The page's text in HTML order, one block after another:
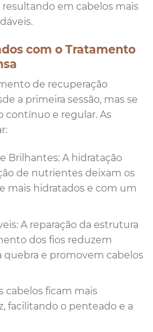
em cabelos mais
com o Tratamento
de recuperação
a primeira sessão, mas se
contínuo e regular. As
Brilhantes: A hidratação
de nutrientes deixam os
mais hidratados e com um
A reparação da estrutura
dos fios reduzem
e promovem cabelos
cabelos ficam mais
facilitando o penteado e a